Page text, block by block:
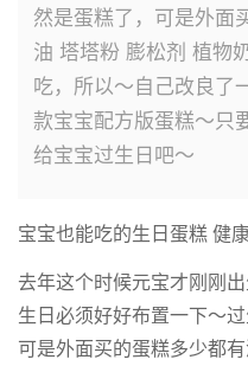
然是蛋糕了，可是外面
油 塔塔粉 膨松剂 植物
吃，所以～自己改良了
款宝宝配方版蛋糕～只
给宝宝过生日吧～
宝宝也能吃的生日蛋糕健
去年这个时候元宝才刚刚
生日必须好好布置一下～
可是外面买的蛋糕多少都